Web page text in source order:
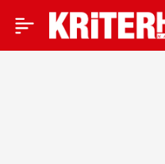
28,2 Kilogram Kubar Esrar